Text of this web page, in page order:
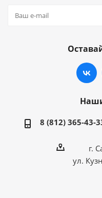
8 (812) 365-43-
г.
ул.